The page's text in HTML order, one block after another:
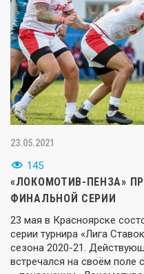
23.05.2021
145
«ЛОКОМОТИВ-ПЕНЗА»
ФИНАЛЬНОЙ СЕРИИ
23 мая в Красноярске
серии турнира «Лига
сезона 2020-21.
встречался на своём поле